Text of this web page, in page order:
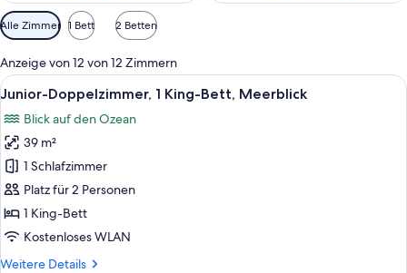
Verfügbare
Filter
für
Zimmer
Alle Zimmer 1 Bett 2 Betten
Anzeige von 12 von 12 Zimmern
Alle
Fotos
für
Junior-
Doppelzimmer,
1 King-
Bett,
Meerblick
Ein Zimmer mit großem Fenster,
10
Junior-Doppelzimmer, 1 King-Bett, Meerblick
Blick auf den Ozean
39 m²
1 Schlafzimmer
Platz für 2 Personen
1 King-Bett
Kostenloses WLAN
Weitere Details
Weitere